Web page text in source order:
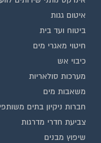
איטום גגות
ביטוח ועד בית
חיטוי מאגרי מים
כיבוי אש
מערכות סולאריות
משאבות מים
חברות ניקיון בתים
צביעת חדרי מדרגות
שיפוץ מבנים
הצטרפו
הפייסבוק
להצטרפות לחצו על